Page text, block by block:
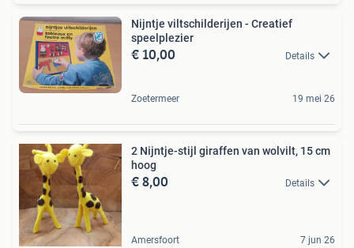
Nijntje viltschilderijen - Creatief
speelplezier
€ 10,00 Details
Zoetermeer 19 mei 26
2 Nijntje-stijl giraffen van wolvilt, 15 cm
hoog
€ 8,00 Details
Amersfoort 7 jun 26